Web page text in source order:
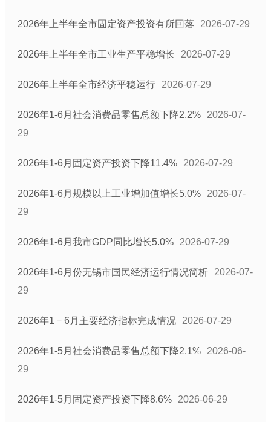
2026年上半年全市固定资产投资有所回落 2026-07-29
2026年上半年全市工业生产平稳增长 2026-07-29
2026年上半年全市经济平稳运行 2026-07-29
2026年1-6月社会消费品零售总额下降2.2%
2026-07-
29
2026年1-6月固定资产投资下降11.4% 2026-07-29
2026年1-6月规模以上工业增加值增长5.0%
2026-07-
29
2026年1-6月我市GDP同比增长5.0% 2026-07-29
2026年1-6月份无锡市国民经济运行情况简析
2026-07-
29
2026年1－6月主要经济指标完成情况 2026-07-29
2026年1-5月社会消费品零售总额下降2.1%
2026-06-
29
2026年1-5月固定资产投资下降8.6% 2026-06-29